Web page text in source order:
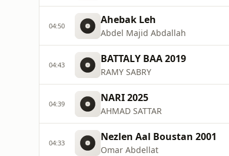
04:50 Ahebak Leh
Abdel Majid Abdallah
04:43 BATTALY BAA 2019
RAMY SABRY
04:39 NARI 2025
AHMAD SATTAR
04:33 Nezlen Aal Boustan 2001
Omar Abdellat